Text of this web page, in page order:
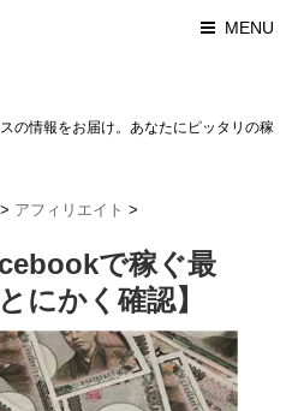
MENU
の情報をお届け。あなたにピッタリの稼
> アフィリエイト >
で稼ぐ最
にかく確認】